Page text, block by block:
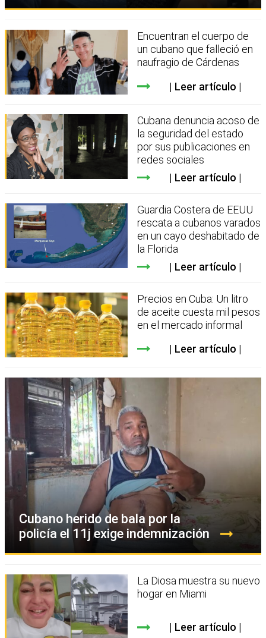
Encuentran el cuerpo de
un cubano que falleció en
naufragio de Cárdenas
Leer artículo
Cubana denuncia acoso de
la seguridad del estado
por sus publicaciones en
redes sociales
Leer artículo
Guardia Costera de EEUU
rescata a cubanos varados
en un cayo deshabitado de
la Florida
Leer artículo
Precios en Cuba: Un litro
de aceite cuesta mil pesos
en el mercado informal
Leer artículo
Cubano herido de bala por la
policía el 11j exige indemnización
La Diosa muestra su nuevo
hogar en Miami
Leer artículo